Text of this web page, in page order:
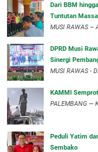
Dari BBM
Tuntutan Massa
MUSI RAWAS –
DPRD Musi
Sinergi
MUSI RAWAS -
KAMMI
PALEMBANG —
Peduli Yatim
Sembako